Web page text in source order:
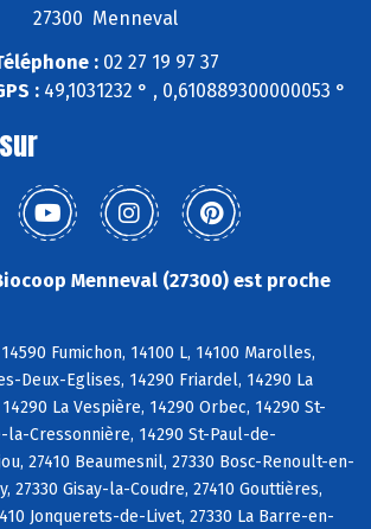
27300 Menneval
:02 27 19 97 37
:49,1031232 ° , 0,610889300000053 °
Menneval (27300) est proche
Fumichon, 14100 L, 14100 Marolles,
Deux-Eglises, 14290 Friardel, 14290 La
La Vespière, 14290 Orbec, 14290 St-
Cressonnière, 14290 St-Paul-de-
27410 Beaumesnil, 27330 Bosc-Renoult-en-
27330 Gisay-la-Coudre, 27410 Gouttières,
Jonquerets-de-Livet, 27330 La Barre-en-